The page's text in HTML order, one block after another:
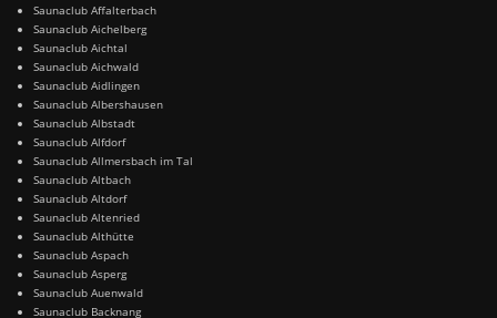
Saunaclub Affalterbach
Saunaclub Aichelberg
Saunaclub Aichtal
Saunaclub Aichwald
Saunaclub Aidlingen
Saunaclub Albershausen
Saunaclub Albstadt
Saunaclub Alfdorf
Saunaclub Allmersbach im Tal
Saunaclub Altbach
Saunaclub Altdorf
Saunaclub Altenried
Saunaclub Althütte
Saunaclub Aspach
Saunaclub Asperg
Saunaclub Auenwald
Saunaclub Backnang